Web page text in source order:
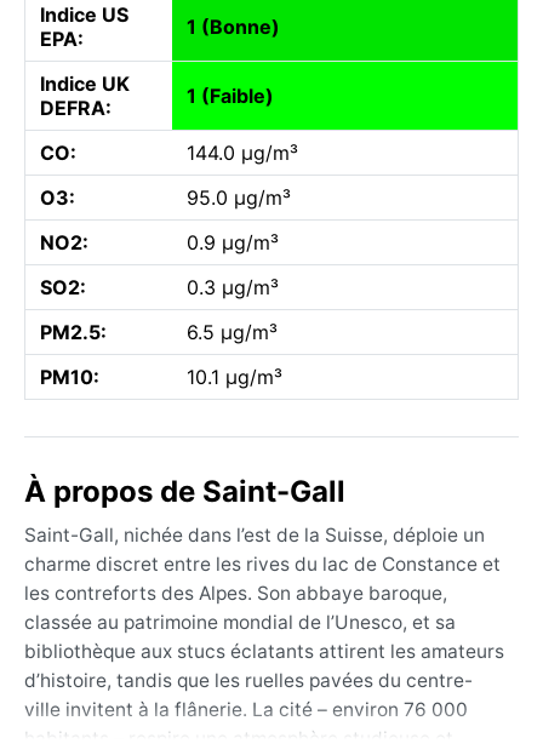
Indice US
EPA:
1 (Bonne)
Indice UK
DEFRA:
1 (Faible)
CO:
144.0 µg/m³
O3:
95.0 µg/m³
NO2:
0.9 µg/m³
SO2:
0.3 µg/m³
PM2.5:
6.5 µg/m³
PM10:
10.1 µg/m³
À propos de Saint-Gall
Saint-Gall, nichée dans l’est de la Suisse, déploie un
charme discret entre les rives du lac de Constance et
les contreforts des Alpes. Son abbaye baroque,
classée au patrimoine mondial de l’Unesco, et sa
bibliothèque aux stucs éclatants attirent les amateurs
d’histoire, tandis que les ruelles pavées du centre-
ville invitent à la flânerie. La cité – environ 76 000
habitants – respire une atmosphère studieuse et